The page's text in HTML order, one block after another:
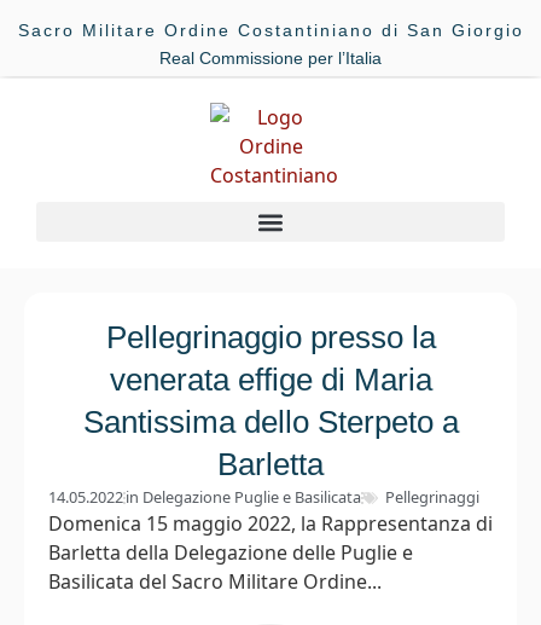
Sacro Militare Ordine Costantiniano di San Giorgio
Real Commissione per l’Italia
Pellegrinaggio presso la
venerata effige di Maria
Santissima dello Sterpeto a
Barletta
14.05.2022in Delegazione Puglie e Basilicata Pellegrinaggi
Domenica 15 maggio 2022, la Rappresentanza di
Barletta della Delegazione delle Puglie e
Basilicata del Sacro Militare Ordine...